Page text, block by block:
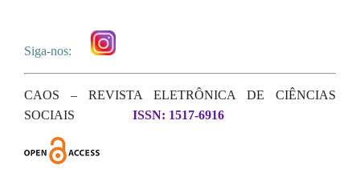
Siga-nos:
CAOS – REVISTA ELETRÔNICA DE CIÊNCIAS
SOCIAIS
ISSN: 1517-6916